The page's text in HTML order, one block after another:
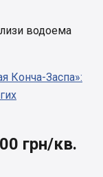
водоема
Конча-Заспа»:
грн/кв.